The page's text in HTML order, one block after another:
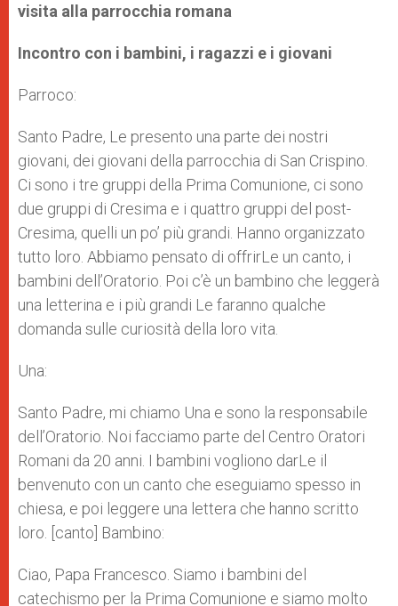
visita alla parrocchia romana
Incontro con i bambini, i ragazzi e i giovani
Parroco:
Santo Padre, Le presento una parte dei nostri
giovani, dei giovani della parrocchia di San Crispino.
Ci sono i tre gruppi della Prima Comunione, ci sono
due gruppi di Cresima e i quattro gruppi del post-
Cresima, quelli un po’ più grandi. Hanno organizzato
tutto loro. Abbiamo pensato di offrirLe un canto, i
bambini dell’Oratorio. Poi c’è un bambino che leggerà
una letterina e i più grandi Le faranno qualche
domanda sulle curiosità della loro vita.
Una:
Santo Padre, mi chiamo Una e sono la responsabile
dell’Oratorio. Noi facciamo parte del Centro Oratori
Romani da 20 anni. I bambini vogliono darLe il
benvenuto con un canto che eseguiamo spesso in
chiesa, e poi leggere una lettera che hanno scritto
loro. [canto] Bambino:
Ciao, Papa Francesco. Siamo i bambini del
catechismo per la Prima Comunione e siamo molto